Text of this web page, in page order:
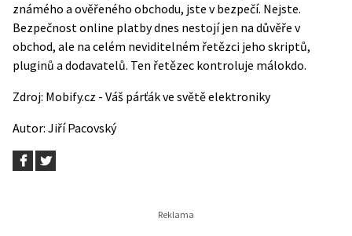
známého a ověřeného obchodu, jste v bezpečí. Nejste.
Bezpečnost online platby dnes nestojí jen na důvěře v
obchod, ale na celém neviditelném řetězci jeho skriptů,
pluginů a dodavatelů. Ten řetězec kontroluje málokdo.
Zdroj: Mobify.cz - Váš párťák ve světě elektroniky
Autor: Jiří Pacovský